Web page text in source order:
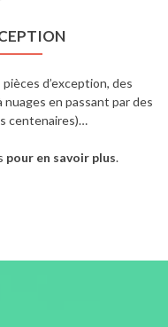
d’exception, des
en passant par des
centenaires)…
pour en savoir plus.